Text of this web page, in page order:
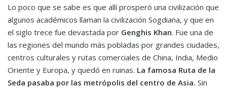
Lo poco que se sabe es que allí prosperó una civilización que
algunos académicos llaman la civilización Sogdiana, y que en
el siglo trece fue devastada por Genghis Khan. Fue una de
las regiones del mundo más pobladas por grandes ciudades,
centros culturales y rutas comerciales de China, India, Medio
Oriente y Europa, y quedó en ruinas. La famosa Ruta de la
Seda pasaba por las metrópolis del centro de Asia. Sin